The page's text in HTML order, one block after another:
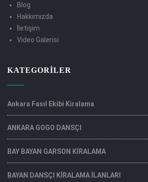
Blog
Hakkımızda
İletişim
Video Galerisi
KATEGORILER
Ankara Fasıl Ekibi Kiralama
ANKARA GOGO DANSÇI
BAY BAYAN GARSON KİRALAMA
BAYAN DANSÇI KİRALAMA İLANLARI